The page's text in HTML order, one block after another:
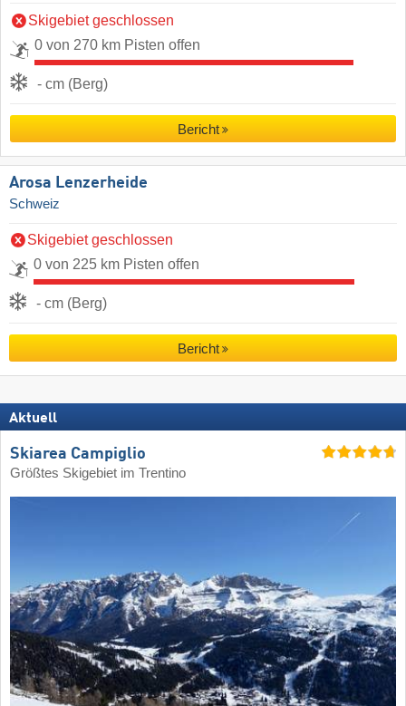
Skigebiet geschlossen
0 von 270 km Pisten offen
- cm (Berg)
Bericht
Arosa Lenzerheide
Schweiz
Skigebiet geschlossen
0 von 225 km Pisten offen
- cm (Berg)
Bericht
Aktuell
Skiarea Campiglio
Größtes Skigebiet im Trentino